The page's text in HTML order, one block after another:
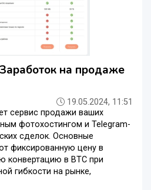
на продаже
19.05.2024, 11:51
сервис продажи ваших
фотохостингом и Telegram-
сделок. Основные
фиксированную цену в
конвертацию в BTC при
гибкости на рынке,